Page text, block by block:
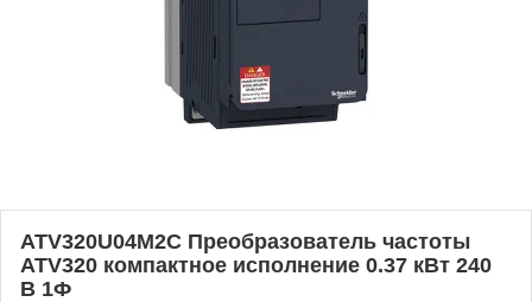
ATV320U04M2C Преобразователь частоты
ATV320 компактное исполнение 0.37 кВт 240
В 1Ф